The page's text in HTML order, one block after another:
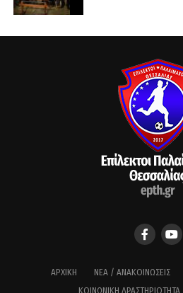
ΑΡΧΙΚΉ ΝΈΑ / ΑΝΑΚΟΙΝΏΣΕΙΣ
ΚΟΙΝΩΝΙΚΉ ΔΡΑΣΤΗΡΙΌΤΗΤΑ